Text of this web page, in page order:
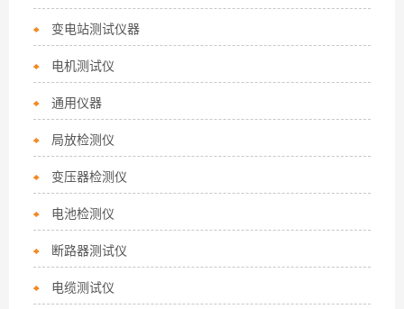
变电站测试仪器
电机测试仪
通用仪器
局放检测仪
变压器检测仪
电池检测仪
断路器测试仪
电缆测试仪